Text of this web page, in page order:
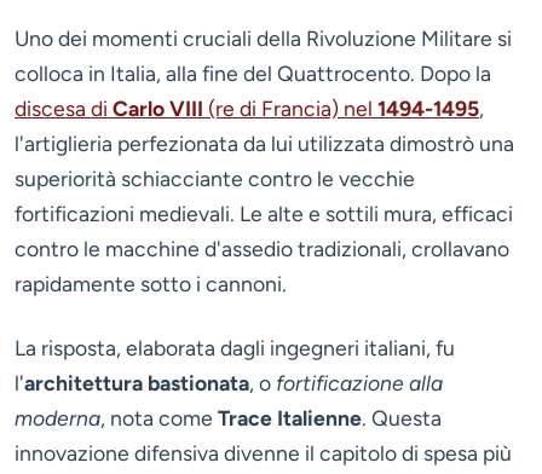
Uno dei momenti cruciali della Rivoluzione Militare si
colloca in Italia, alla fine del Quattrocento. Dopo la
discesa di Carlo VIII (re di Francia) nel 1494-1495,
l'artiglieria perfezionata da lui utilizzata dimostrò una
superiorità schiacciante contro le vecchie
fortificazioni medievali. Le alte e sottili mura, efficaci
contro le macchine d'assedio tradizionali, crollavano
rapidamente sotto i cannoni.
La risposta, elaborata dagli ingegneri italiani, fu
l'architettura bastionata, o fortificazione alla
moderna, nota come Trace Italienne. Questa
innovazione difensiva divenne il capitolo di spesa più